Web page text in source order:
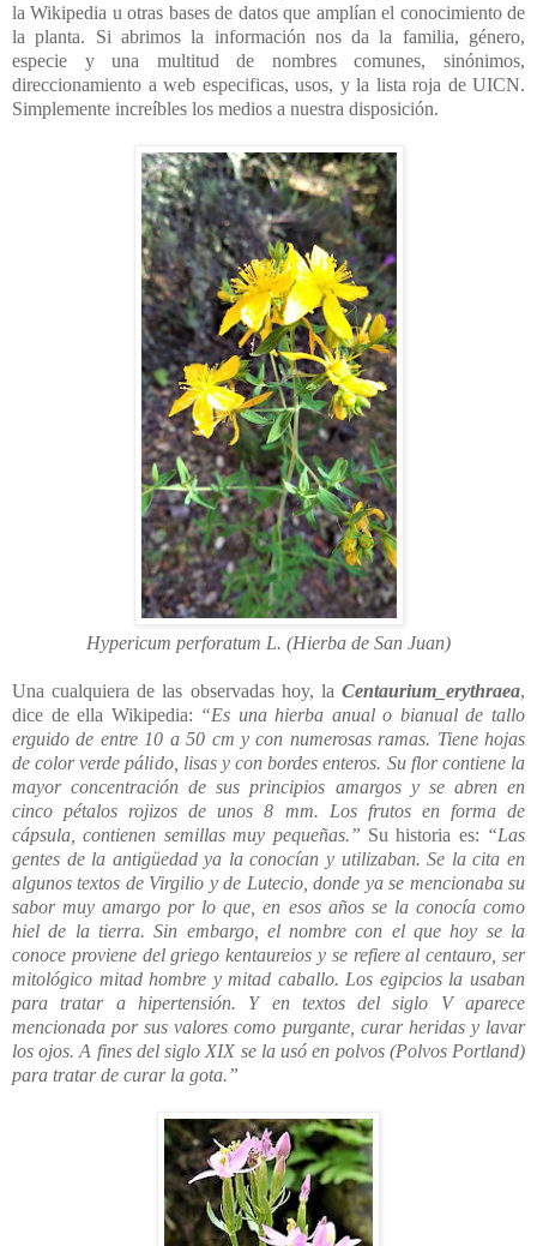
la Wikipedia u otras bases de datos que amplían el conocimiento de
la planta. Si abrimos la información nos da la familia, género,
especie y una multitud de nombres comunes, sinónimos,
direccionamiento a web especificas, usos, y la lista roja de UICN.
Simplemente increíbles los medios a nuestra disposición.
Hypericum perforatum L. (Hierba de San Juan)
Una cualquiera de las observadas hoy, la Centaurium_erythraea,
dice de ella Wikipedia: “Es una hierba anual o bianual de tallo
erguido de entre 10 a 50 cm y con numerosas ramas. Tiene hojas
de color verde pálido, lisas y con bordes enteros. Su flor contiene la
mayor concentración de sus principios amargos y se abren en
cinco pétalos rojizos de unos 8 mm. Los frutos en forma de
cápsula, contienen semillas muy pequeñas.” Su historia es: “Las
gentes de la antigüedad ya la conocían y utilizaban. Se la cita en
algunos textos de Virgilio y de Lutecio, donde ya se mencionaba su
sabor muy amargo por lo que, en esos años se la conocía como
hiel de la tierra. Sin embargo, el nombre con el que hoy se la
conoce proviene del griego kentaureios y se refiere al centauro, ser
mitológico mitad hombre y mitad caballo. Los egipcios la usaban
para tratar a hipertensión. Y en textos del siglo V aparece
mencionada por sus valores como purgante, curar heridas y lavar
los ojos. A fines del siglo XIX se la usó en polvos (Polvos Portland)
para tratar de curar la gota.”